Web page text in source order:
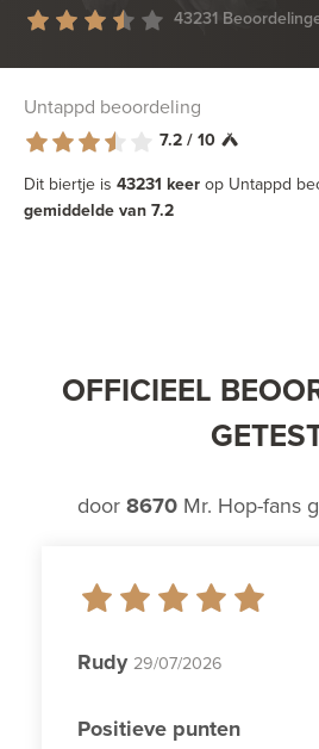
43231
Untappd beoordeling
7.2 / 10
Dit biertje is 43231 keer op Untappd
gemiddelde van 7.2
OFFICIEEL
door 8670Mr. Hop-fans
Rudy 29/07/2026
Positieve punten